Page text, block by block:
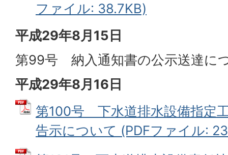
ファイル: 38.7KB)
平成29年8月15日
第99号 納入通知書の公示送達に
平成29年8月16日
第100号 下水道排水設備指定
告示について (PDFファイル: